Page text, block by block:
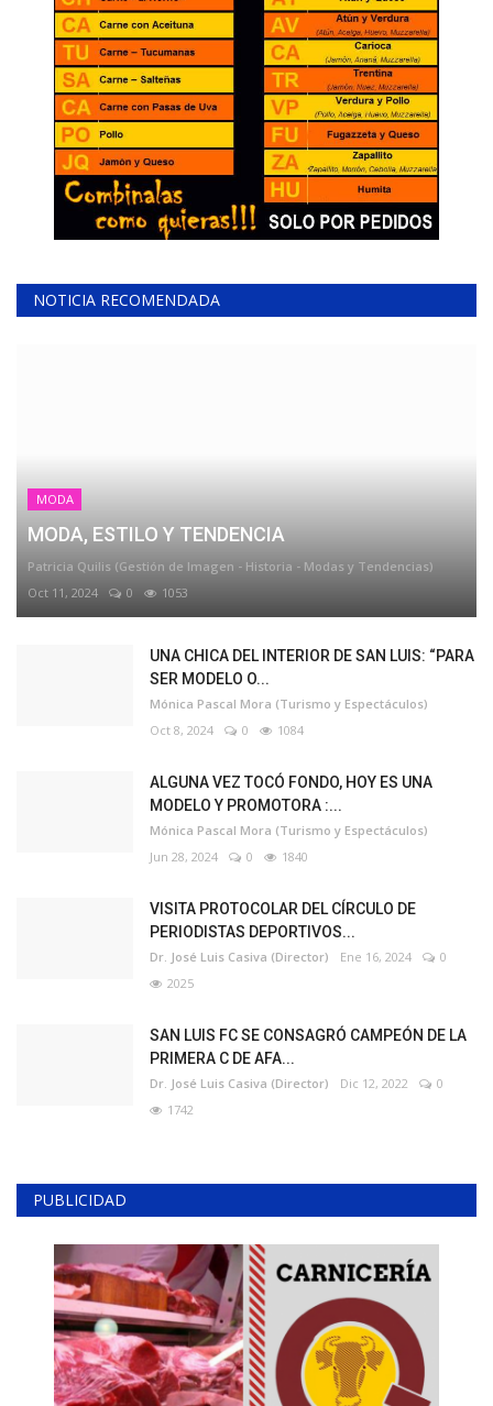
NOTICIA RECOMENDADA
MODA
MODA, ESTILO Y TENDENCIA
Patricia Quilis (Gestión de Imagen - Historia - Modas y Tendencias)
Oct 11, 2024
0 1053
UNA CHICA DEL INTERIOR DE SAN LUIS: “PARA
SER MODELO O...
Mónica Pascal Mora (Turismo y Espectáculos)
Oct 8, 2024
0 1084
ALGUNA VEZ TOCÓ FONDO, HOY ES UNA
MODELO Y PROMOTORA :...
Mónica Pascal Mora (Turismo y Espectáculos)
Jun 28, 2024
0 1840
VISITA PROTOCOLAR DEL CÍRCULO DE
PERIODISTAS DEPORTIVOS...
Dr. José Luis Casiva (Director) Ene 16, 2024
0
2025
SAN LUIS FC SE CONSAGRÓ CAMPEÓN DE LA
PRIMERA C DE AFA...
Dr. José Luis Casiva (Director) Dic 12, 2022
0
1742
PUBLICIDAD